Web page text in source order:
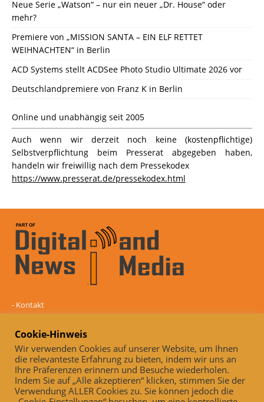
Neue Serie „Watson“ – nur ein neuer „Dr. House“ oder
mehr?
Premiere von „MISSION SANTA – EIN ELF RETTET
WEIHNACHTEN“ in Berlin
ACD Systems stellt ACDSee Photo Studio Ultimate 2026 vor
Deutschlandpremiere von Franz K in Berlin
Online und unabhängig seit 2005
Auch wenn wir derzeit noch keine (kostenpflichtige)
Selbstverpflichtung beim Presserat abgegeben haben,
handeln wir freiwillig nach dem Pressekodex
https://www.presserat.de/pressekodex.html
- Kontakt
Datenschutz
-Impressum
Online und unabhängig seit 2005
Auch, wenn wir derzeit noch keine (kostenpflichtige)
Selbstverpflichtung beim Presserat abgegeben haben, handeln wir
Cookie-Hinweis
Wir verwenden Cookies auf unserer Website, um Ihnen
die relevanteste Erfahrung zu bieten, indem wir uns an
Ihre Präferenzen erinnern und Besuche wiederholen.
Indem Sie auf „Alle akzeptieren“ klicken, stimmen Sie der
Verwendung ALLER Cookies zu. Sie können jedoch die